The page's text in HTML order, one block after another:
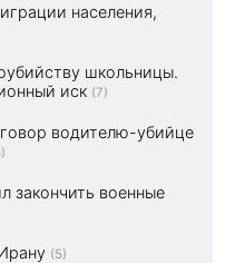
населения,
школьницы.
иск (7)
водителю-убийце
закончить военные
(5)